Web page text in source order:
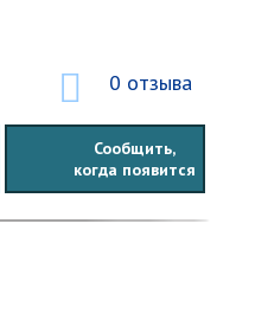
0 отзыва
Сообщить,
когда появится